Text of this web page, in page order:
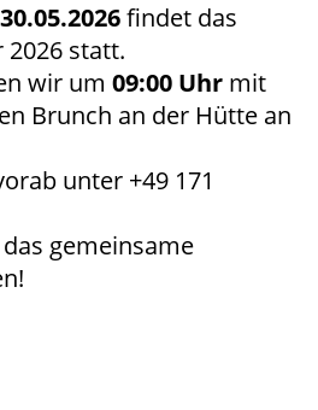
findet das
statt.
wir um 09:00 Uhr mit
Brunch an der Hütte an
unter +49 171
gemeinsame